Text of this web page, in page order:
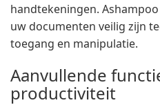
handtekeningen.
uw documenten veilig zijn
toegang en manipulatie.
Aanvullende
productiviteit